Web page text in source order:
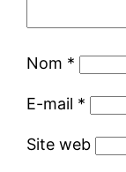
Nom *
E-mail *
Site web